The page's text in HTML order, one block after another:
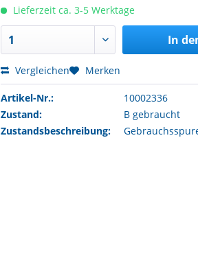
Lieferzeit ca. 3-5 Werktage
In
Vergleichen Merken
Artikel-Nr.:
10002336
Zustand:
B gebraucht
Zustandsbeschreibung: